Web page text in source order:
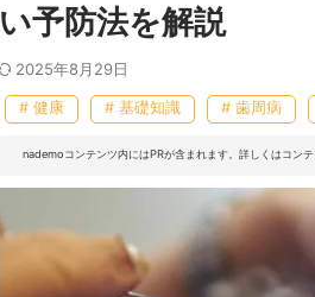
い予防法を解説
2025年8月29日
# 健康 # 基礎知識 # 歯周病
nademoコンテンツ内にはPRが含まれます。詳しくはコンテ